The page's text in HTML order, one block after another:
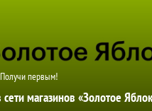
Получи первым!
магазинов «Золотое